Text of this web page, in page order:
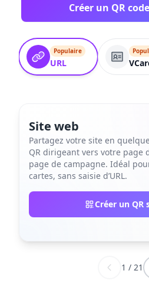
Créer un QR
Populaire
URL
Site web
Partagez votre site en
QR dirigeant vers votre page
page de campagne. Idéal
cartes, sans saisie d’URL.
Créer un QR
1 / 21